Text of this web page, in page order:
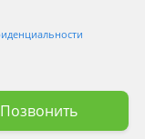
Позвонить